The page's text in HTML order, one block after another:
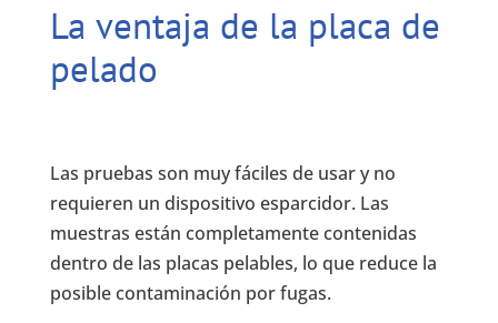
La ventaja de la placa de
pelado
Las pruebas son muy fáciles de usar y no
requieren un dispositivo esparcidor. Las
muestras están completamente contenidas
dentro de las placas pelables, lo que reduce la
posible contaminación por fugas.